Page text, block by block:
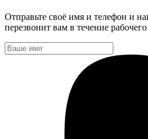
Отправьте своё имя и телефон и
перезвонит вам в течение